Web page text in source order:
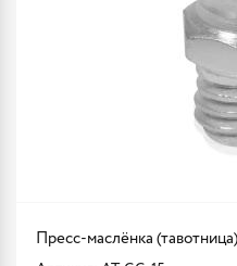
Пресс-маслёнка